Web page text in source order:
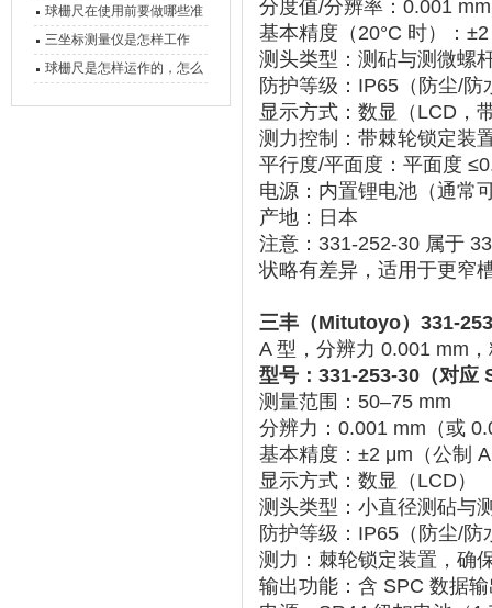
球栅尺在使用前要做哪些准
备工作？
三坐标测量仪是怎样工作
的，功能有什么优势？
球栅尺是怎样运作的，怎么
分度值/分辨率 ‌：0.001 mm
基本精度（20°C 时）
：
测头类型 ：测砧与测微螺
防护等级 ‌：‌ IP65 （防尘/
显示方式 ：数显（LCD，
测力控制
：带棘轮锁定装
平行度/平面度 ：平面度
电源 ：内置锂电池（通常
产地 ‌：日本 ‌‌
注意：331-252-30 属于 ‌
状略有差异，适用于更窄
三丰（Mitutoyo）331-
A 型，分辨力 0.001 mm
型号 ：331-253-30（对应
测量范围 ‌：50–75 mm
分辨力 ：0.001 mm（或
基本精度 ‌：‌ ±2 μm （公制
显示方式 ‌：数显（LCD）
测头类型 ：小直径测砧与
防护等级 ‌：‌ IP65 （防尘/
测力 ：棘轮锁定装置，确
输出功能 ：含 SPC 数据